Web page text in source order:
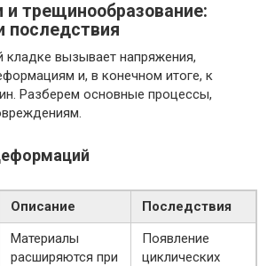
трещинообразование:
последствия
кладке вызывает напряжения,
и, в конечном итоге, к
Разберем основные процессы,
Описание Последствия
Материалы
расширяются при
Появление
циклических